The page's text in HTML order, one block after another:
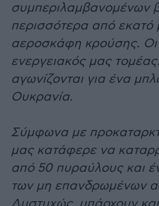
συμπεριλαμβανομένων
περισσότερα από
αεροσκάφη κρούσης. Οι
ενεργειακός μας
αγωνίζονται για ένα
Ουκρανία.
Σύμφωνα με
μας κατάφερε να
από 50 πυραύλους και
των μη επανδρωμένων